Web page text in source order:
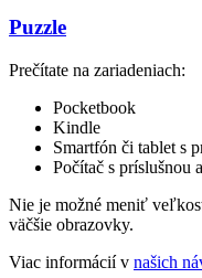
Puzzle
Prečítate na zariadeniach:
Pocketbook
Kindle
Smartfón či tablet s
Počítač s príslušnou
Nie je možné meniť
väčšie obrazovky.
Viac informácií v našich